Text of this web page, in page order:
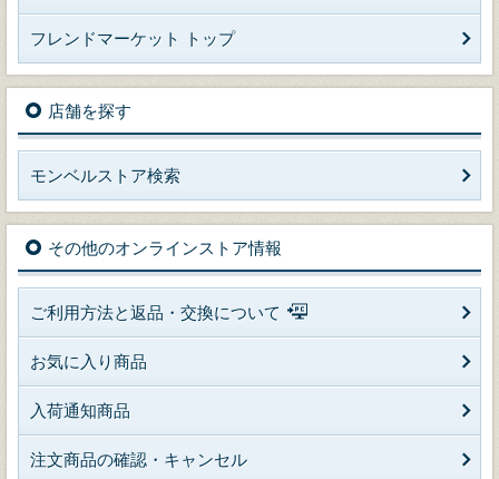
フレンドマーケット トップ
店舗を探す
モンベルストア検索
その他のオンラインストア情報
ご利用方法と返品・交換について
お気に入り商品
入荷通知商品
注文商品の確認・キャンセル